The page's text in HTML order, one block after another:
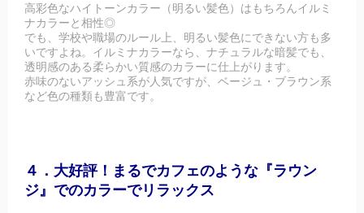
高彩色なハイトーンカラー（明るい髪色）はもちろんイルミ
ナカラーと相性◎
でも、学校や職場のルール上、明るい髪色にできない方も多
いですよね。イルミナカラーなら、ナチュラルな暗髪でも、
透明感のある柔らかい質感のカラーに仕上がります。
赤味のないアッシュ系が人気ですが、ベージュ・ブラウン系
など色の種類も豊富です。
４．大好評！まるでカフェのような『ラウン
ジ』でのカラーでリラックス